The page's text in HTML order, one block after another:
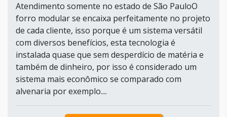
Atendimento somente no estado de São PauloO
forro modular se encaixa perfeitamente no projeto
de cada cliente, isso porque é um sistema versátil
com diversos benefícios, esta tecnologia é
instalada quase que sem desperdício de matéria e
também de dinheiro, por isso é considerado um
sistema mais econômico se comparado com
alvenaria por exemplo....